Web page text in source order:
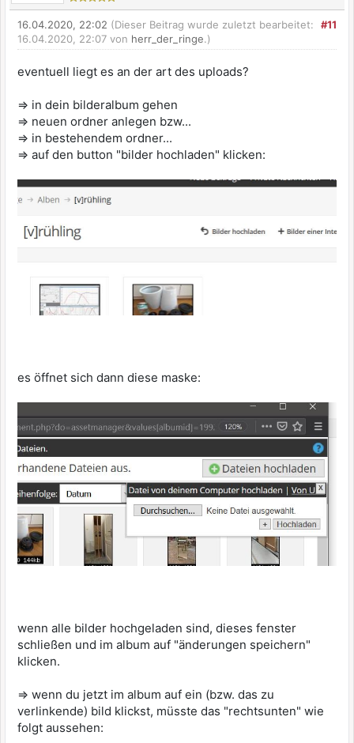
#11
16.04.2020, 22:02 (Dieser Beitrag wurde zuletzt bearbeitet:
16.04.2020, 22:07 von herr_der_ringe.)
eventuell liegt es an der art des uploads?
=> in dein bilderalbum gehen
=> neuen ordner anlegen bzw...
=> in bestehendem ordner...
=> auf den button "bilder hochladen" klicken:
es öffnet sich dann diese maske:
wenn alle bilder hochgeladen sind, dieses fenster
schließen und im album auf "änderungen speichern"
klicken.
=> wenn du jetzt im album auf ein (bzw. das zu
verlinkende) bild klickst, müsste das "rechtsunten" wie
folgt aussehen: